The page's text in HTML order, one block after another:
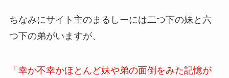
ちなみにサイト主のまるしーには二つ下の妹と六
つ下の弟がいますが、
「幸か不幸かほとんど妹や弟の面倒をみた記憶が